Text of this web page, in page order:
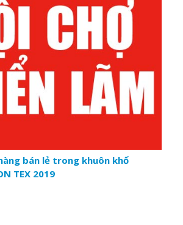
bán lẻ trong khuôn khổ
TEX 2019